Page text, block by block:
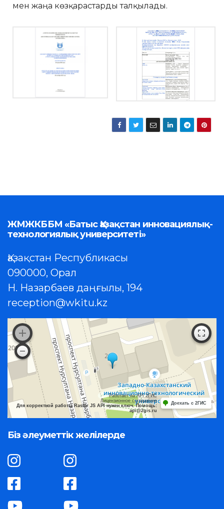
мен жаңа көзқарастарды талқылады.
ЖМЖКББМ «Батыс Қазақстан инновациялық-
технологиялық университеті»
Қазақстан Республикасы
090000, Орал
Н. Назарбаев даңғылы, 194
reception@wkitu.kz
Работает на API 2ГИС
Лицензионное соглашение
Для корректной работы Raster JS API нужен ключ. Помощь:
api@2gis.ru
Доехать с 2ГИС
Біз әлеуметтік желілерде